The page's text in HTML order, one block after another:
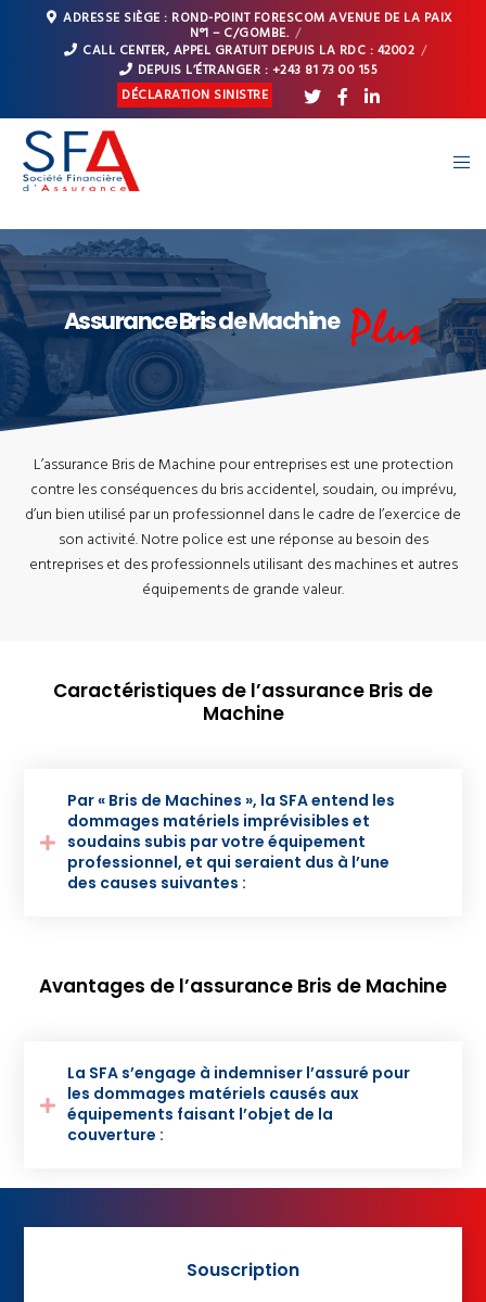
ADRESSE SIÈGE : ROND-POINT FORESCOM AVENUE DE LA PAIX
N°1 – C/GOMBE.
CALL CENTER, APPEL GRATUIT DEPUIS LA RDC : 42002
DEPUIS L’ÉTRANGER : +243 81 73 00 155
DÉCLARATION SINISTRE
Assurance Bris de Machine
L’assurance Bris de Machine pour entreprises est une protection
contre les conséquences du bris accidentel, soudain, ou imprévu,
d’un bien utilisé par un professionnel dans le cadre de l’exercice de
son activité. Notre police est une réponse au besoin des
entreprises et des professionnels utilisant des machines et autres
équipements de grande valeur.
Caractéristiques de l’assurance Bris de
Machine
Par « Bris de Machines », la SFA entend les
dommages matériels imprévisibles et
soudains subis par votre équipement
professionnel, et qui seraient dus à l’une
des causes suivantes :
Avantages de l’assurance Bris de Machine
La SFA s’engage à indemniser l’assuré pour
les dommages matériels causés aux
équipements faisant l’objet de la
couverture :
Souscription